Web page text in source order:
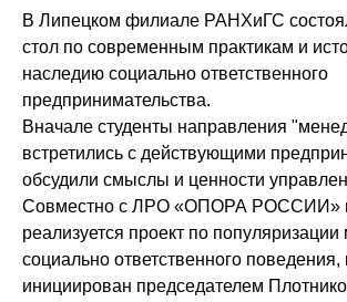
В Липецком филиале РАНХиГС
стол по современным практикам и
наследию социально ответственного
предпринимательства.
Вначале студенты направления
встретились с действующими
обсудили смыслы и ценности
Совместно с ЛРО «ОПОРА РОССИИ»
реализуется проект по популяризации
социально ответственного
инициирован председателем